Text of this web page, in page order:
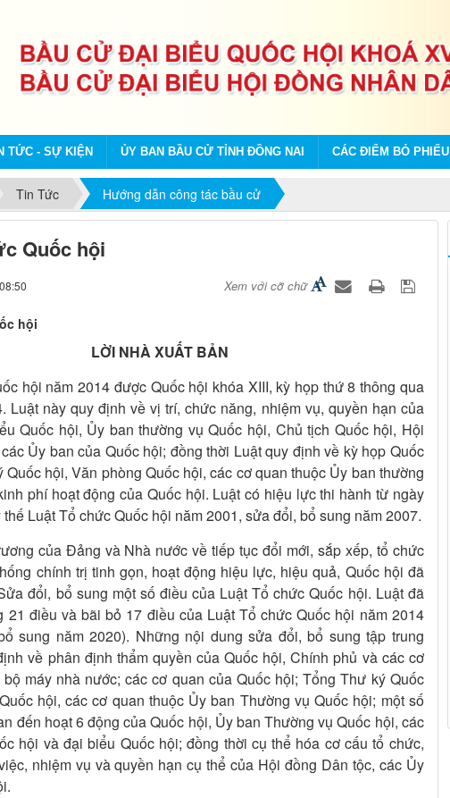
TỨC - SỰ KIỆN ỦY BAN BẦU CỬ TỈNH ĐỒNG NAI CÁC ĐIỂM BỎ PHIẾU
Tin Tức Hướng dẫn công tác bầu cử
Quốc hội
Xem với cỡ chữ
hội
LỜI NHÀ XUẤT BẢN
hội năm 2014 được Quốc hội khóa XIII, kỳ họp thứ 8 thông qua
Luật này quy định về vị trí, chức năng, nhiệm vụ, quyền hạn của
Quốc hội, Ủy ban thường vụ Quốc hội, Chủ tịch Quốc hội, Hội
Ủy ban của Quốc hội; đồng thời Luật quy định về kỳ họp Quốc
Quốc hội, Văn phòng Quốc hội, các cơ quan thuộc Ủy ban thường
phí hoạt động của Quốc hội. Luật có hiệu lực thi hành từ ngày
Luật Tổ chức Quốc hội năm 2001, sửa đổi, bổ sung năm 2007.
của Đảng và Nhà nước về tiếp tục đổi mới, sắp xếp, tổ chức
chính trị tinh gọn, hoạt động hiệu lực, hiệu quả, Quốc hội đã
đổi, bổ sung một số điều của Luật Tổ chức Quốc hội. Luật đã
21 điều và bãi bỏ 17 điều của Luật Tổ chức Quốc hội năm 2014
sung năm 2020). Những nội dung sửa đổi, bổ sung tập trung
về phân định thẩm quyền của Quốc hội, Chính phủ và các cơ
máy nhà nước; các cơ quan của Quốc hội; Tổng Thư ký Quốc
hội, các cơ quan thuộc Ủy ban Thường vụ Quốc hội; một số
đến hoạt 6 động của Quốc hội, Ủy ban Thường vụ Quốc hội, các
hội và đại biểu Quốc hội; đồng thời cụ thể hóa cơ cấu tổ chức,
nhiệm vụ và quyền hạn cụ thể của Hội đồng Dân tộc, các Ủy